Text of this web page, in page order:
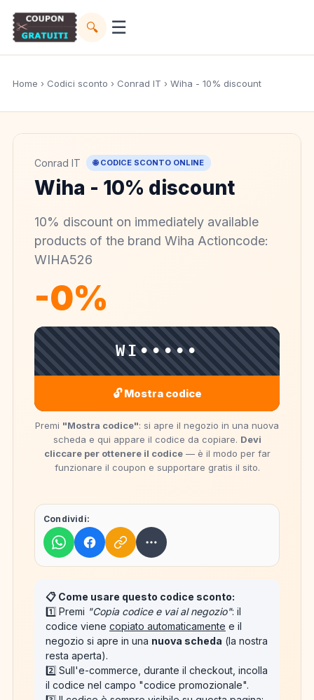
🔍 ☰
Home › Codici sconto › Conrad IT › Wiha - 10% discount
Conrad IT 🌐 CODICE SCONTO ONLINE
Wiha - 10% discount
10% discount on immediately available
products of the brand Wiha Actioncode:
WIHA526
-0%
WI•••••
🔓 Mostra codice
Premi "Mostra codice": si apre il negozio in una nuova
scheda e qui appare il codice da copiare. Devi
cliccare per ottenere il codice— è il modo per far
funzionare il coupon e supportare gratis il sito.
Condividi:
📋 Come usare questo codice sconto:
1️⃣ Premi "Copia codice e vai al negozio": il
codice viene copiato automaticamente e il
negozio si apre in una nuova scheda (la nostra
resta aperta).
2️⃣ Sull'e-commerce, durante il checkout, incolla
il codice nel campo "codice promozionale".